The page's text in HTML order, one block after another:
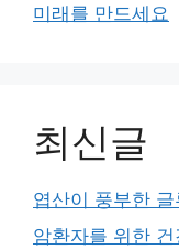
미래를 만드세요
최신글
엽산이 풍부한
암환자를 위한